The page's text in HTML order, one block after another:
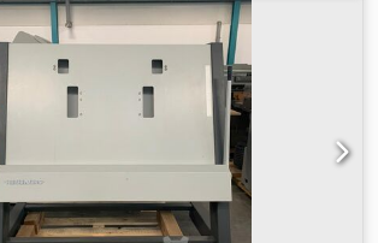
6. Valovi s 2 rupe 225 - Tablica 650-950
7. Bacher 2032 2 rupe 225 - stol
8. Heidelberg SM52 - 425
Heidelberg SM52 - Stroj za rubno